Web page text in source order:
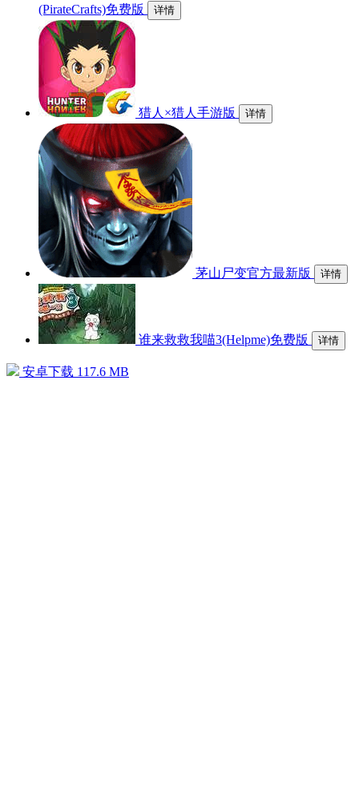
(PirateCrafts)免费版
详情
猎人×猎人手游版 详情
茅山尸变官方最新版 详情
谁来救救我喵3(Helpme)免费版 详情
安卓下载 117.6 MB